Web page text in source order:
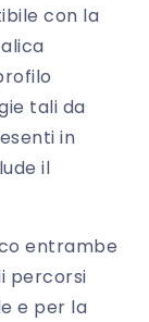
con la
tali da
in
il
entrambe
percorsi
e per la